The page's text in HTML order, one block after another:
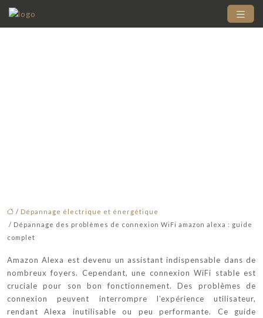
/ Dépannage électrique et énergétique
/ Dépannage des problèmes de connexion WiFi amazon alexa : guide
complet
Amazon Alexa est devenu un assistant indispensable dans de
nombreux foyers. Cependant, une connexion WiFi stable est
cruciale pour son bon fonctionnement. Des problèmes de
connexion peuvent interrompre l’expérience utilisateur,
rendant Alexa inutilisable ou peu performante. Ce guide